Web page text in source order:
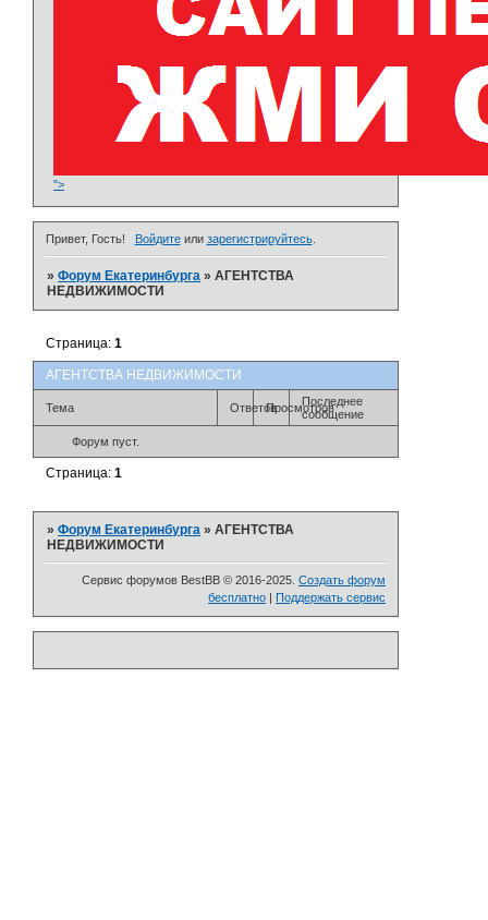
">
Привет, Гость! Войдитеили зарегистрируйтесь.
»Форум Екатеринбурга »АГЕНТСТВА
НЕДВИЖИМОСТИ
АГЕНТСТВА НЕДВИЖИМОСТИ
Страница:1
Тема ОтветовПросмотровПоследнее
сообщение
Форум пуст.
Страница:1
»Форум Екатеринбурга »АГЕНТСТВА
НЕДВИЖИМОСТИ
Сервис форумов BestBB © 2016-2025. Создать форум
бесплатно | Поддержать сервис